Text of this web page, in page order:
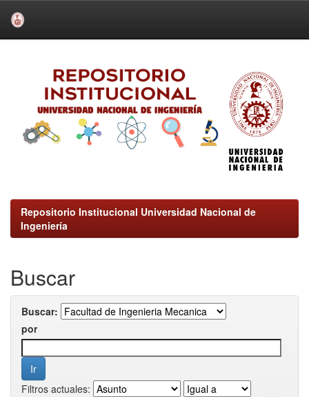
Repositorio Institucional Universidad Nacional de
Ingeniería
Buscar
Buscar:
por
Filtros actuales: